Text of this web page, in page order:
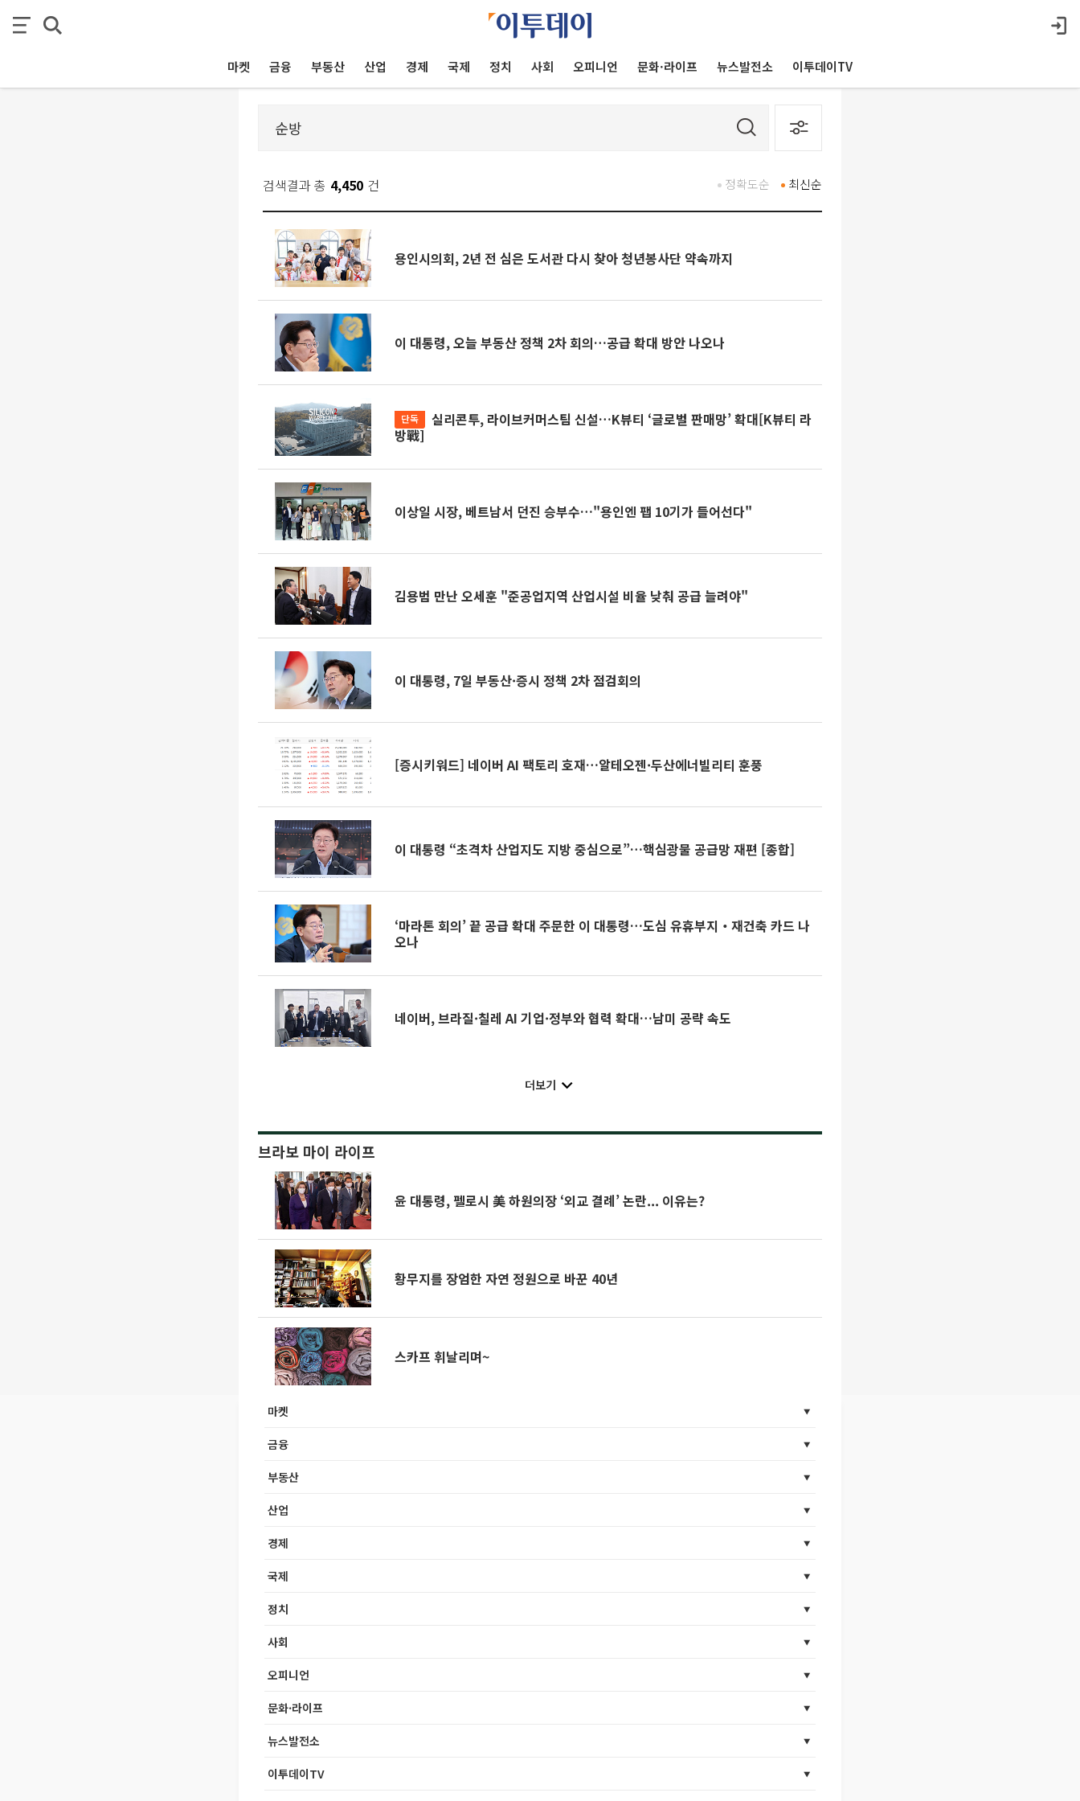
마켓 금융 부동산 산업 경제 국제 정치 사회 오피니언 문화·라이프 뉴스발전소 이투데이TV
검색결과 총 4,450 건 최신순
정확도순
용인시의회, 2년 전 심은 도서관 다시 찾아 청년봉사단 약속까지
이 대통령, 오늘 부동산 정책 2차 회의…공급 확대 방안 나오나
단독
실리콘투, 라이브커머스팀 신설…K뷰티 ‘글로벌 판매망’ 확대[K뷰티 라
방戰]
이상일 시장, 베트남서 던진 승부수…"용인엔 팹 10기가 들어선다"
김용범 만난 오세훈 "준공업지역 산업시설 비율 낮춰 공급 늘려야"
이 대통령, 7일 부동산·증시 정책 2차 점검회의
[증시키워드] 네이버 AI 팩토리 호재…알테오젠·두산에너빌리티 훈풍
이 대통령 “초격차 산업지도 지방 중심으로”…핵심광물 공급망 재편 [종합]
‘마라톤 회의’ 끝 공급 확대 주문한 이 대통령…도심 유휴부지‧재건축 카드 나
오나
네이버, 브라질·칠레 AI 기업·정부와 협력 확대…남미 공략 속도
더보기
브라보 마이 라이프
윤 대통령, 펠로시 美 하원의장 ‘외교 결례’ 논란... 이유는?
황무지를 장엄한 자연 정원으로 바꾼 40년
스카프 휘날리며~
마켓
금융
부동산
산업
경제
국제
정치
사회
오피니언
문화·라이프
뉴스발전소
이투데이TV